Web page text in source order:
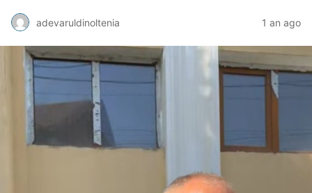
adevaruldinoltenia 1 an ago